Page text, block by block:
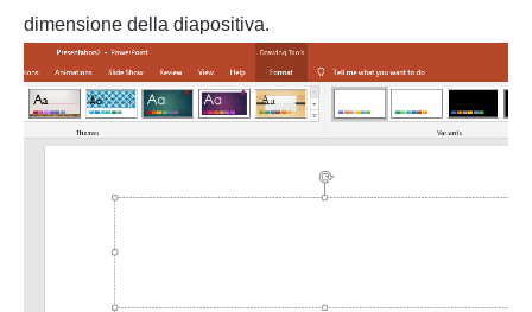
dimensione della diapositiva.